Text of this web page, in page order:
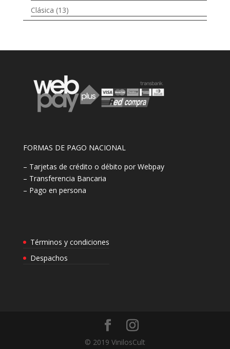
Clásica (13)
FORMAS DE PAGO NACIONAL
– Tarjetas de crédito o débito por Webpay
– Transferencia Bancaria
– Pago en persona
Términos y condiciones
Despachos
© 2019 VinilosCult